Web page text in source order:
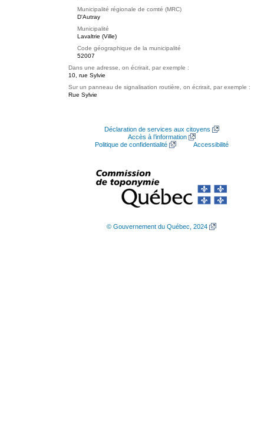
Municipalité régionale de comté (MRC)
D'Autray
Municipalité
Lavaltrie (Ville)
Code géographique de la municipalité
52007
Dans une adresse, on écrirait, par exemple :
10, rue Sylvie
Sur un panneau de signalisation routière, on écrirait, par exemple :
Rue Sylvie
Déclaration de services aux citoyens
Accès à l’information
Politique de confidentialité
Accessibilité
© Gouvernement du Québec, 2024